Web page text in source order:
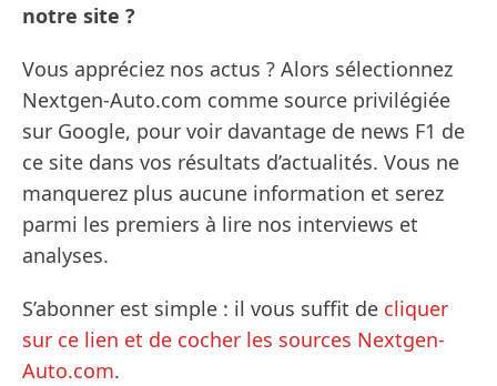
notre site ?
Vous appréciez nos actus ? Alors sélectionnez
Nextgen-Auto.com comme source privilégiée
sur Google, pour voir davantage de news F1 de
ce site dans vos résultats d’actualités. Vous ne
manquerez plus aucune information et serez
parmi les premiers à lire nos interviews et
analyses.
S’abonner est simple : il vous suffit de cliquer
sur ce lien et de cocher les sources Nextgen-
Auto.com.